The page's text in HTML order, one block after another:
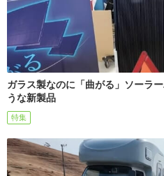
ガラス製なのに「曲がる」ソーラ
うな新製品
特集